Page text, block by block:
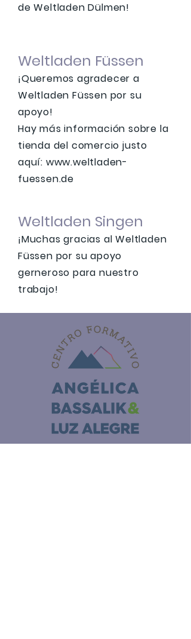
de Weltladen Dülmen!
Weltladen Füssen
¡Queremos agradecer a
Weltladen Füssen por su
apoyo!
Hay más información sobre la
tienda del comercio justo
aquí: www.weltladen-
fuessen.de
Weltladen Singen
¡Muchas gracias al Weltladen
Füssen por su apoyo
gerneroso para nuestro
trabajo!